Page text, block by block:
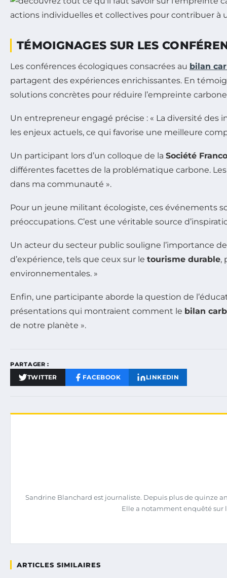
TÉMOIGNAGES SUR LES
Les conférences écologiques consacrées au bilan
partagent des expériences enrichissantes. En
solutions concrètes pour réduire l’empreinte
Un entrepreneur engagé précise : « La diversité des
les enjeux actuels, ce qui favorise une meilleure
Un participant lors d’un colloque de la Société
différentes facettes de la problématique carbone.
dans ma communauté ».
Pour un jeune militant écologiste, ces événements
préoccupations. C’est une véritable source
Un acteur du secteur public souligne l’importance
d’expérience, tels que ceux sur le tourisme durable,
environnementales. »
Enfin, une participante aborde la question de
présentations qui montraient comment le bilan
de notre planète ».
PARTAGER :
TWITTER FACEBOOK LINKEDIN
Sandrine Blanchard est journaliste. Depuis plus de quinze
Elle a notamment enquêté sur
ARTICLES SIMILAIRES